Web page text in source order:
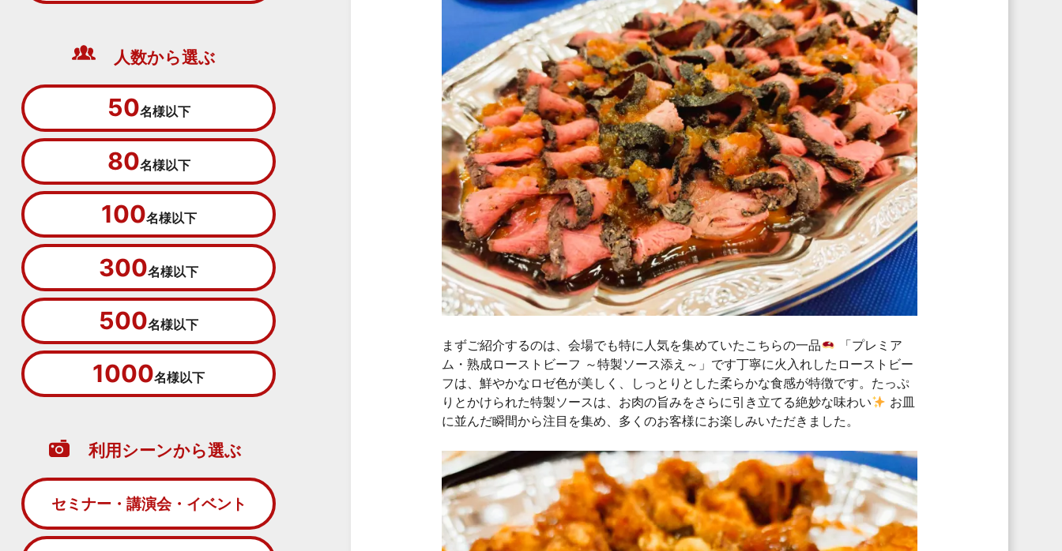
まずご紹介するのは、会場でも特に人気を集めていたこちらの一品
「プレミア
ム・熟成ローストビーフ ～特製ソース添え～」です丁寧に火入れしたローストビー
フは、鮮やかなロゼ色が美しく、しっとりとした柔らかな食感が特徴です。たっぷ
りとかけられた特製ソースは、お肉の旨みをさらに引き立てる絶妙な味わい
お皿
に並んだ瞬間から注目を集め、多くのお客様にお楽しみいただきました。
人数から選ぶ
50名様以下
80名様以下
100名様以下
300名様以下
500名様以下
1000名様以下
利用シーンから選ぶ
セミナー・講演会・イベント